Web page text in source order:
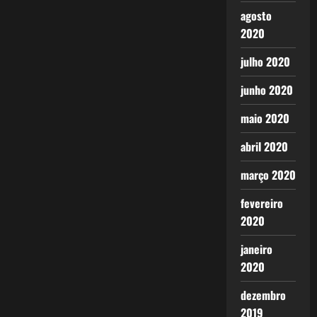
agosto
2020
julho 2020
junho 2020
maio 2020
abril 2020
março 2020
fevereiro
2020
janeiro
2020
dezembro
2019